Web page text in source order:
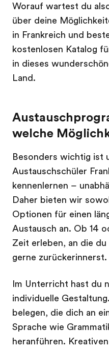
Worauf wartest du
über deine
in Frankreich und
kostenlosen Katalog
in dieses
Land.
welche
Besonders wichtig ist
Austauschschüler
kennenlernen –
Daher bieten wir
Optionen für einen
Austausch an. Ob 14
Zeit erleben, an die
gerne zurückerinnerst.
Im Unterricht hast du
individuelle
belegen, die dich an
Sprache wie
heranführen.